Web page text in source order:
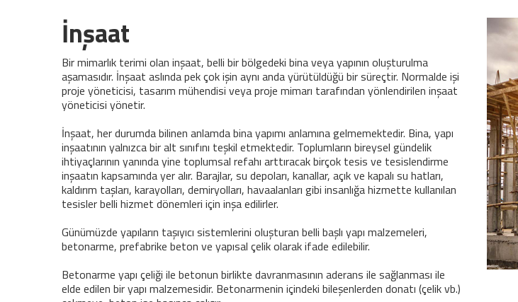
İnşaat
Bir mimarlık terimi olan inşaat, belli bir bölgedeki bina veya yapının oluşturulma
aşamasıdır. İnşaat aslında pek çok işin aynı anda yürütüldüğü bir süreçtir. Normalde işi
proje yöneticisi, tasarım mühendisi veya proje mimarı tarafından yönlendirilen inşaat
yöneticisi yönetir.
İnşaat, her durumda bilinen anlamda bina yapımı anlamına gelmemektedir. Bina, yapı
inşaatının yalnızca bir alt sınıfını teşkil etmektedir. Toplumların bireysel gündelik
ihtiyaçlarının yanında yine toplumsal refahı arttıracak birçok tesis ve tesislendirme
inşaatın kapsamında yer alır. Barajlar, su depoları, kanallar, açık ve kapalı su hatları,
kaldırım taşları, karayolları, demiryolları, havaalanları gibi insanlığa hizmette kullanılan
tesisler belli hizmet dönemleri için inşa edilirler.
Günümüzde yapıların taşıyıcı sistemlerini oluşturan belli başlı yapı malzemeleri,
betonarme, prefabrike beton ve yapısal çelik olarak ifade edilebilir.
Betonarme yapı çeliği ile betonun birlikte davranmasının aderans ile sağlanması ile
elde edilen bir yapı malzemesidir. Betonarmenin içindeki bileşenlerden donatı (çelik vb.)